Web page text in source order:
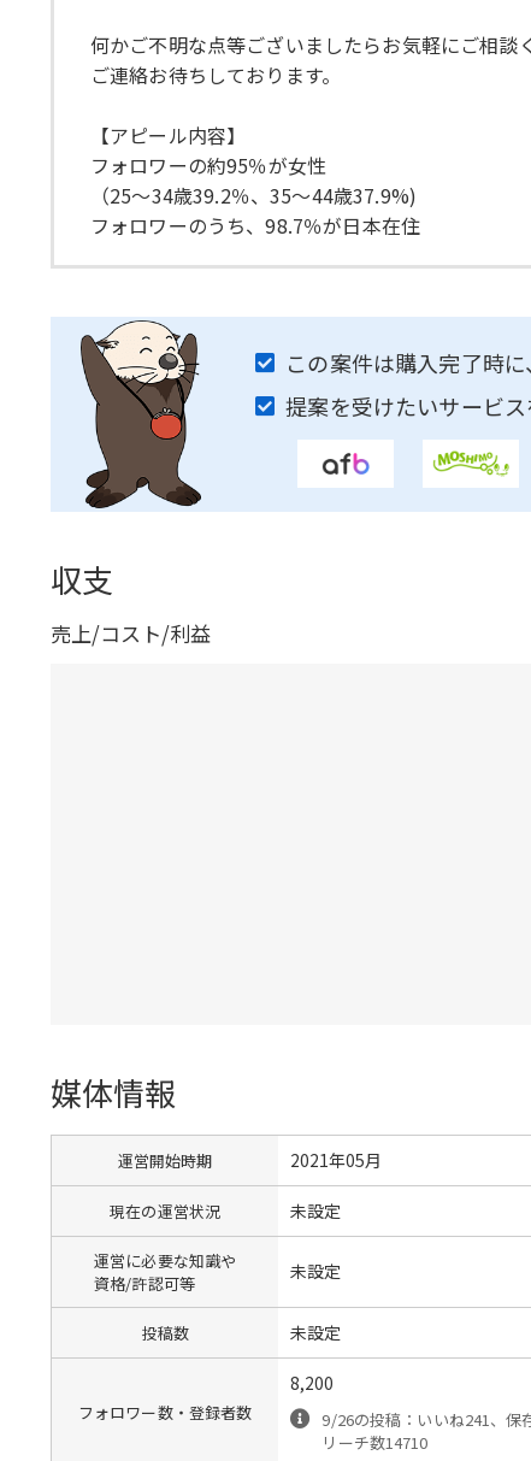
何かご不明な点等ございましたらお気軽にご相談
ご連絡お待ちしております。
【アピール内容】
フォロワーの約95％が女性
（25～34歳39.2％、35～44歳37.9%)
フォロワーのうち、98.7％が日本在住
この案件は購入完了時に、
提案を受けたいサービ
収支
売上/コスト/利益
媒体情報
運営開始時期 2021年05月
現在の運営状況 未設定
運営に必要な知識や
資格/許認可等
未設定
投稿数 未設定
フォロワー数・登録者数
8,200
9/26の投稿：いいね241、保
リーチ数14710